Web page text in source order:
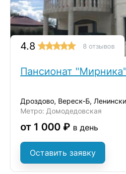
4.8 8 отзывов
Пансионат
Метро: Домодедовская
от 1 000 ₽ в день
Оставить заявку